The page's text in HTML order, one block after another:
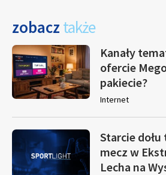
zobacz także
Kanały
ofercie
pakiecie?
Internet
Starcie
mecz w
Lecha na